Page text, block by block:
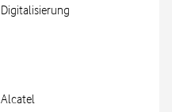
Digitalisierung
Alcatel